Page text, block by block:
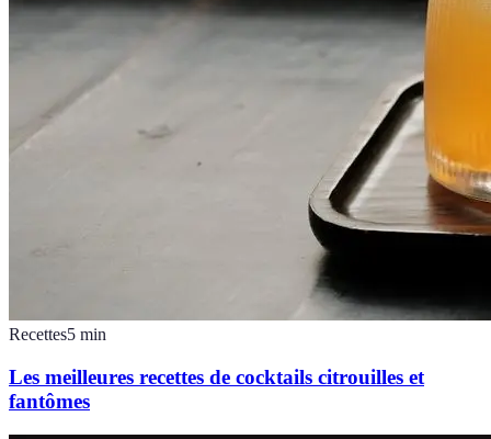
Recettes5 min
Les meilleures recettes de cocktails citrouilles et
fantômes